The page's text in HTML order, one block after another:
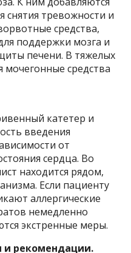
снятия тревожности и
средства,
поддержки мозга и
печени. В тяжелых
мочегонные средства
катетер и
введения
от
сердца. Во
находится рядом,
Если пациенту
аллергические
немедленно
экстренные меры.
и рекомендации.